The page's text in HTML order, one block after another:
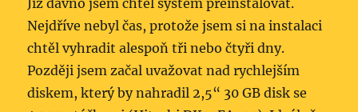
Již dávno jsem chtěl systém přeinstalovat.
Nejdříve nebyl čas, protože jsem si na instalaci
chtěl vyhradit alespoň tři nebo čtyři dny.
Později jsem začal uvažovat nad rychlejším
diskem, který by nahradil 2,5“ 30 GB disk se